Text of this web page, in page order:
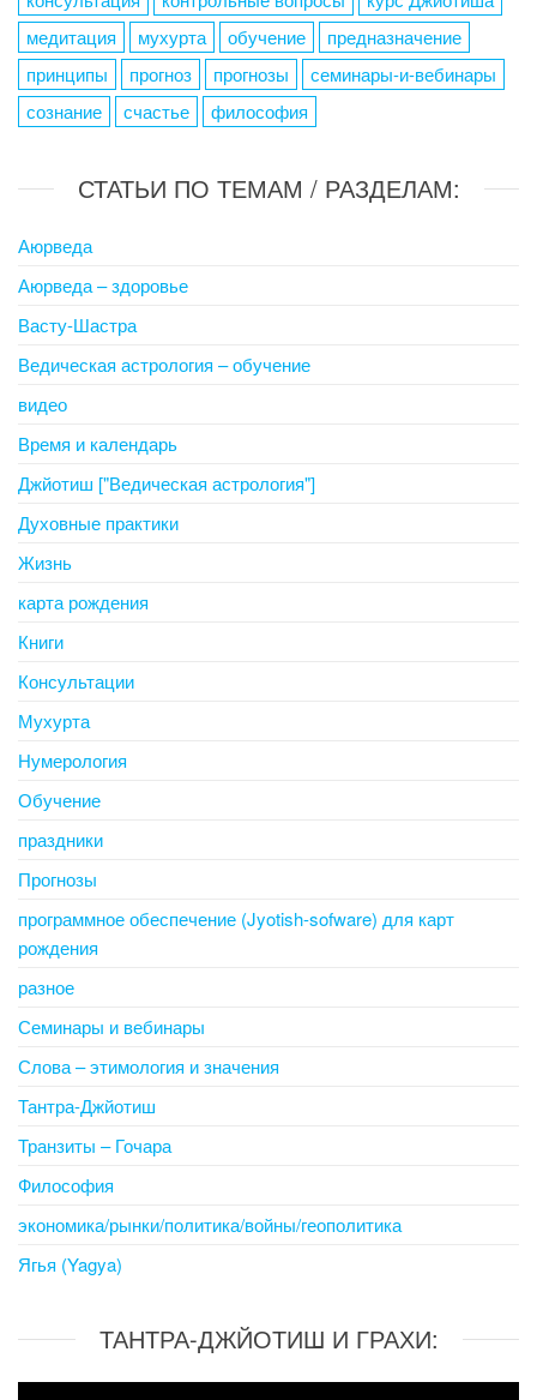
медитация
мухурта обучение
предназначение
принципы
прогноз прогнозы
семинары-и-вебинары
сознание
счастье философия
СТАТЬИ ПО ТЕМАМ / РАЗДЕЛАМ:
Аюрведа
Аюрведа – здоровье
Васту-Шастра
Ведическая астрология – обучение
видео
Время и календарь
Джйотиш ["Ведическая астрология"]
Духовные практики
Жизнь
карта рождения
Книги
Консультации
Мухурта
Нумерология
Обучение
праздники
Прогнозы
программное обеспечение (Jyotish-sofware) для карт
рождения
разное
Семинары и вебинары
Слова – этимология и значения
Тантра-Джйотиш
Транзиты – Гочара
Философия
экономика/рынки/политика/войны/геополитика
Ягья (Yagya)
ТАНТРА-ДЖЙОТИШ И ГРАХИ: